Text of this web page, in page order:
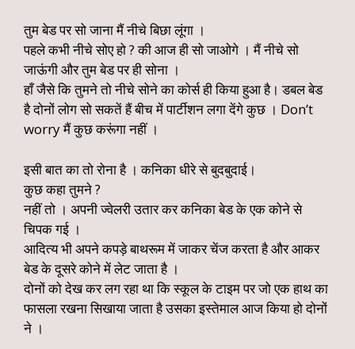
तुम बेड पर सो जाना मैं नीचे बिछा लूंगा ।
पहले कभी नीचे सोए हो ? की आज ही सो जाओगे । मैं नीचे सो
जाऊंगी और तुम बेड पर ही सोना ।
हाँ जैसे कि तुमने तो नीचे सोने का कोर्स ही किया हुआ है। डबल बेड
है दोनों लोग सो सकतें हैं बीच में पार्टीशन लगा देंगे कुछ । Don’t
worry मैं कुछ करूंगा नहीं ।
इसी बात का तो रोना है । कनिका धीरे से बुदबुदाई।
कुछ कहा तुमने ?
नहीं तो । अपनी ज्वेलरी उतार कर कनिका बेड के एक कोने से
चिपक गई ।
आदित्य भी अपने कपड़े बाथरूम में जाकर चेंज करता है और आकर
बेड के दूसरे कोने में लेट जाता है ।
दोनों को देख कर लग रहा था कि स्कूल के टाइम पर जो एक हाथ का
फासला रखना सिखाया जाता है उसका इस्तेमाल आज किया हो दोनों
ने ।